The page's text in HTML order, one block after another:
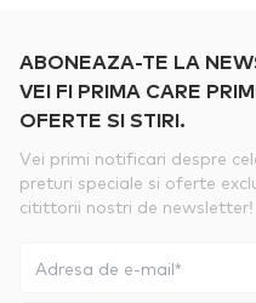
ABONEAZA-TE LA
VEI FI PRIMA CARE
OFERTE SI STIRI.
Vei primi notificari despre
preturi speciale si oferte
citittorii nostri de newsletter!